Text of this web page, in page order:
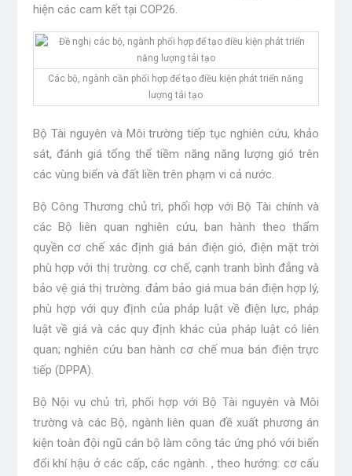
hiện các cam kết tại COP26.
Các bộ, ngành cần phối hợp để tạo điều kiện phát triển năng
lượng tái tạo
Bộ Tài nguyên và Môi trường tiếp tục nghiên cứu, khảo
sát, đánh giá tổng thể tiềm năng năng lượng gió trên
các vùng biển và đất liền trên phạm vi cả nước.
Bộ Công Thương chủ trì, phối hợp với Bộ Tài chính và
các Bộ liên quan nghiên cứu, ban hành theo thẩm
quyền cơ chế xác định giá bán điện gió, điện mặt trời
phù hợp với thị trường. cơ chế, cạnh tranh bình đẳng và
bảo vệ giá thị trường. đảm bảo giá mua bán điện hợp lý,
phù hợp với quy định của pháp luật về điện lực, pháp
luật về giá và các quy định khác của pháp luật có liên
quan; nghiên cứu ban hành cơ chế mua bán điện trực
tiếp (DPPA).
Bộ Nội vụ chủ trì, phối hợp với Bộ Tài nguyên và Môi
trường và các Bộ, ngành liên quan đề xuất phương án
kiện toàn đội ngũ cán bộ làm công tác ứng phó với biến
đổi khí hậu ở các cấp, các ngành. , theo hướng: cơ cấu